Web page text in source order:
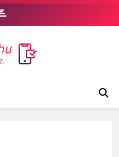
a legfrissebb hírek mellett a
Szavazz, vitázz, és